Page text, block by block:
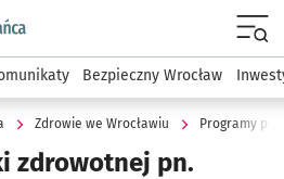
podserwis: Dla mieszkańca
Bezpieczny Wrocław
Zdrowie we Wrocławiu Programy
zdrowotnej pn.